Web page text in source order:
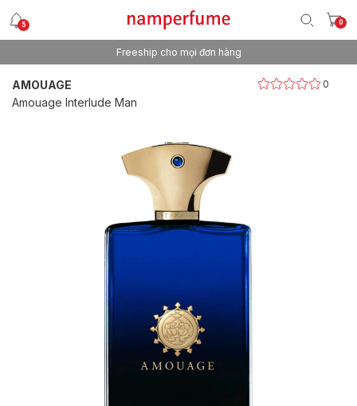
5 0
Freeship cho mọi đơn hàng
AMOUAGE 0
Amouage Interlude Man